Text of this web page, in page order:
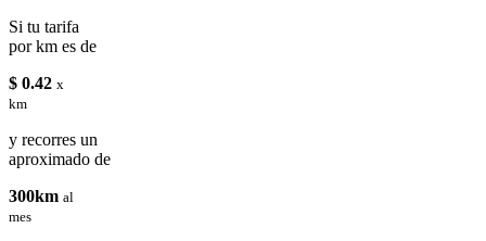
Si tu tarifa
por km es de
$ 0.42 x
km
y recorres un
aproximado de
300km al
mes